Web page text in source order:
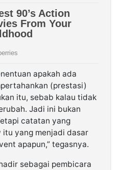
apakah ada
(prestasi)
itu, sebab kalau tidak
Jadi ini bukan
catatan yang
yang menjadi dasar
apapun,” tegasnya.
sebagai pembicara